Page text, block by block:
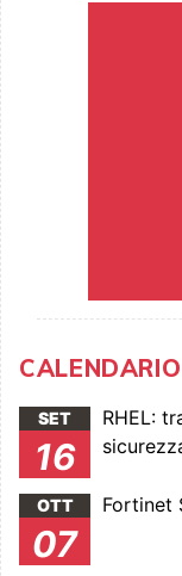
CALENDARIO
SET
16
RHEL:
OTT
07
Fortinet